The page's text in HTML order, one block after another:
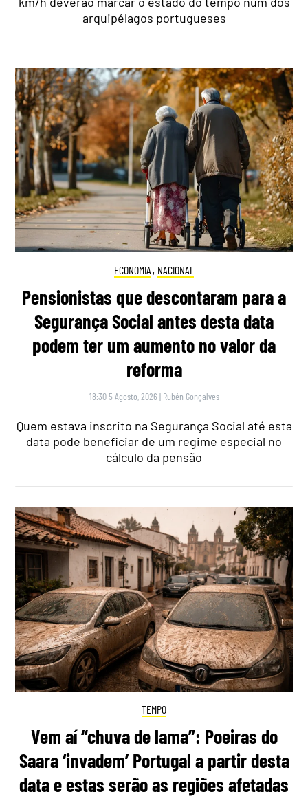
arquipélagos portugueses
ECONOMIA , NACIONAL
Pensionistas que descontaram para a
Segurança Social antes desta data
podem ter um aumento no valor da
reforma
18:30 5 Agosto, 2026 | Rubén Gonçalves
Quem estava inscrito na Segurança Social até esta
data pode beneficiar de um regime especial no
cálculo da pensão
TEMPO
Vem aí “chuva de lama”: Poeiras do
Saara ‘invadem’ Portugal a partir desta
data e estas serão as regiões afetadas